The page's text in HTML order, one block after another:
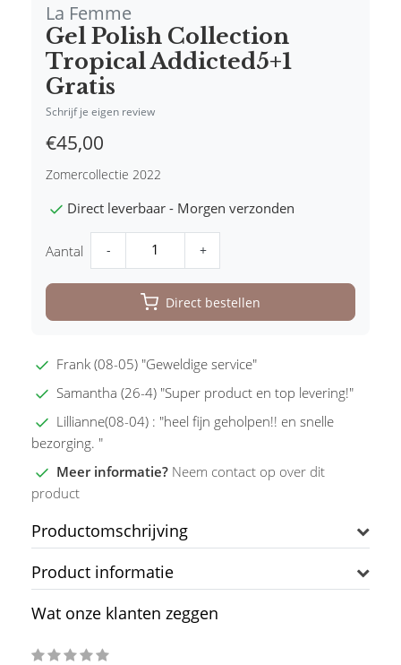
La Femme
Gel Polish Collection
Tropical Addicted5+1
Gratis
Schrijf je eigen review
€45,00
Zomercollectie 2022
Direct leverbaar - Morgen verzonden
Aantal - +
Direct bestellen
Frank (08-05) "Geweldige service"
Samantha (26-4) "Super product en top levering!"
Lillianne(08-04) : "heel fijn geholpen!! en snelle
bezorging. "
Meer informatie? Neem contact op over dit
product
Productomschrijving
Product informatie
Wat onze klanten zeggen